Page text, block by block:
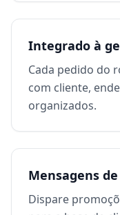
Integrado à
Cada pedido do
com cliente,
organizados.
Mensagens
Dispare